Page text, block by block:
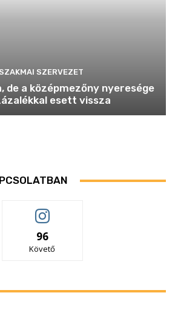
SZAKMAI SZERVEZET
de a középmezőny nyeresége
esett vissza
96
Követő